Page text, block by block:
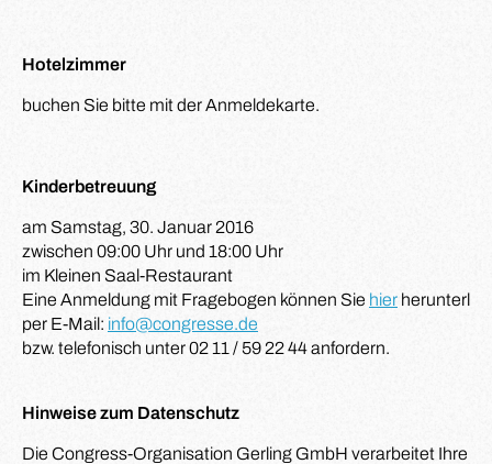
Hotelzimmer
buchen Sie bitte mit der Anmeldekarte.
Kinderbetreuung
am Samstag, 30. Januar 2016
zwischen 09:00 Uhr und 18:00 Uhr
im Kleinen Saal-Restaurant
Eine Anmeldung mit Fragebogen können Sie hier
per E-Mail: info@congresse.de
bzw. telefonisch unter 02 11 / 59 22 44 anfordern.
Hinweise zum Datenschutz
Die Congress-Organisation Gerling GmbH verarbeitet Ihre